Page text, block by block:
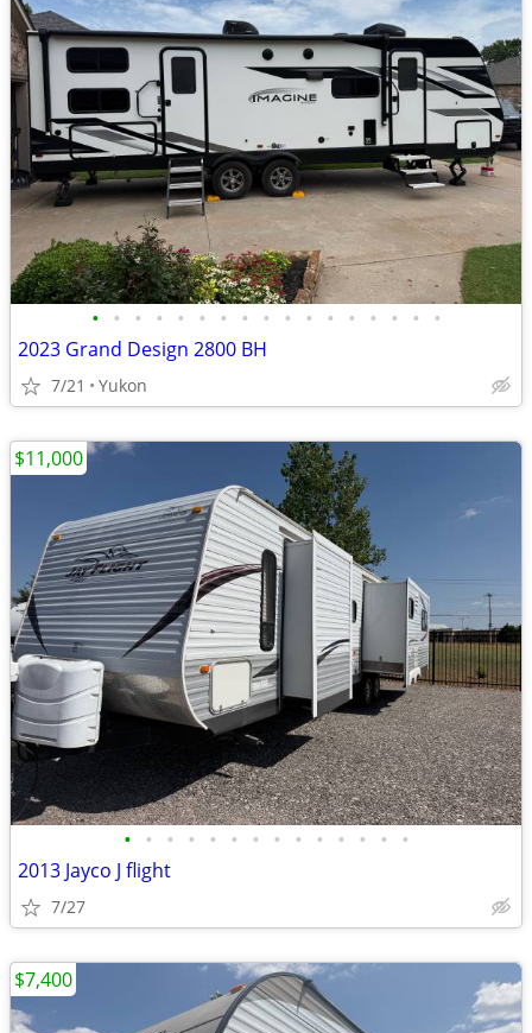
• • • • • • • • • • • • • • • • •
2023 Grand Design 2800 BH
7/21 Yukon
• • • • • • • • • • • • • •
2013 Jayco J flight
7/27
$11,000
$7,400